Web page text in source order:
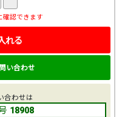
確認できます
れる
い合わせ
合わせは
18908